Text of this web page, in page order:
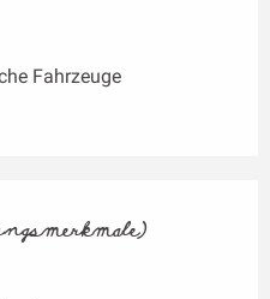
Fahrzeuge